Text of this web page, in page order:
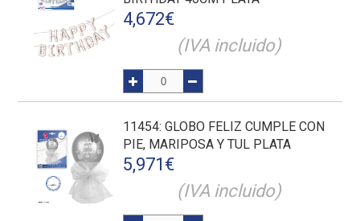
4,672€
(IVA incluido)
11454: GLOBO FELIZ CUMPLE CON
PIE, MARIPOSA Y TUL PLATA
5,971 €
(IVA incluido)